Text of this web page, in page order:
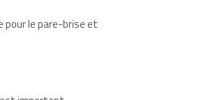
pour le pare-brise et